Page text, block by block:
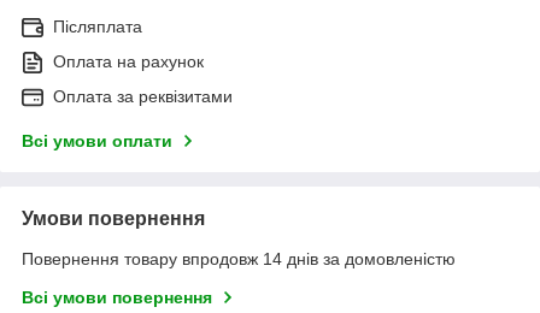
Післяплата
Оплата на рахунок
Оплата за реквізитами
Всі умови оплати
Умови повернення
Повернення товару впродовж 14 днів за домовленістю
Всі умови повернення